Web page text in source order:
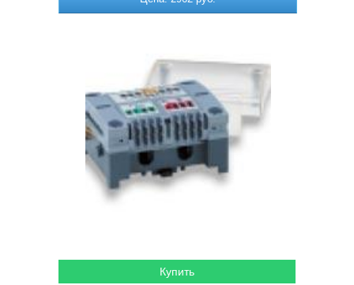
КОНТАКТЫ
Гидромассажные бассейны
Кондиционеры
Локальная канализация
Пластиковые ёмкости